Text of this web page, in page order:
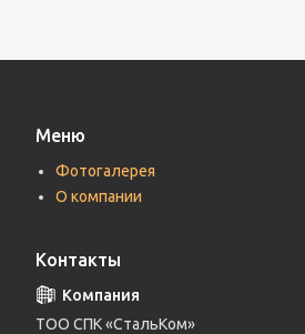
Меню
Фотогалерея
О компании
Контакты
ТОО СПК «СтальКом»